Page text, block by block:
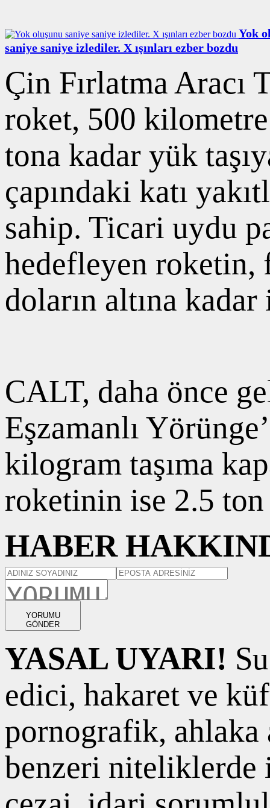
Yok
saniye saniye izlediler. X ışınları ezber bozdu
Çin Fırlatma
roket, 500
tona kadar yük
çapındaki katı
sahip. Ticari uydu
hedefleyen roketin,
doların altına
CALT, daha önce
Eşzamanlı
kilogram taşıma
roketinin ise 2.5 ton
HABER
YORUMU
GÖNDER
YASAL UYARI!
edici, hakaret ve
pornografik, ahlaka
benzeri niteliklerde